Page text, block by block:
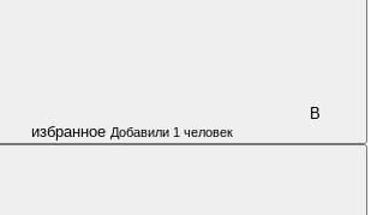
В
избранное Добавили 1 человек